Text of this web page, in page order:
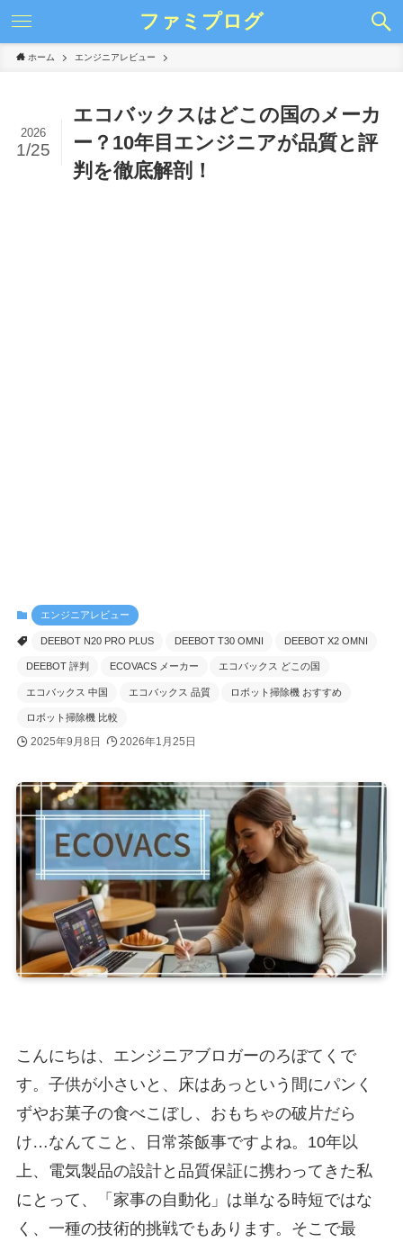
ファミプログ
ホーム エンジニアレビュー
エコバックスはどこの国のメーカ
ー？10年目エンジニアが品質と評
判を徹底解剖！
2026
1/25
エンジニアレビュー
DEEBOT N20 PRO PLUS DEEBOT T30 OMNI DEEBOT X2 OMNI
DEEBOT 評判 ECOVACS メーカー エコバックス どこの国
エコバックス 中国 エコバックス 品質 ロボット掃除機 おすすめ
ロボット掃除機 比較
2025年9月8日 2026年1月25日
こんにちは、エンジニアブロガーのろぼてくで
す。子供が小さいと、床はあっという間にパンく
ずやお菓子の食べこぼし、おもちゃの破片だら
け…なんてこと、日常茶飯事ですよね。10年以
上、電気製品の設計と品質保証に携わってきた私
にとって、「家事の自動化」は単なる時短ではな
く、一種の技術的挑戦でもあります。そこで最